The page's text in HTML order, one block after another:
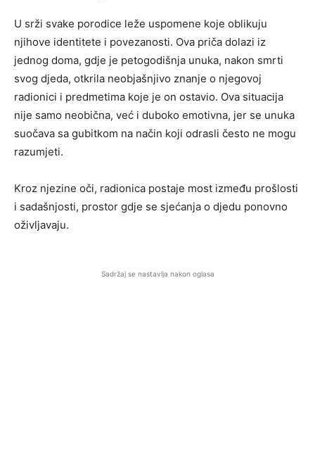
U srži svake porodice leže uspomene koje oblikuju
njihove identitete i povezanosti. Ova priča dolazi iz
jednog doma, gdje je petogodišnja unuka, nakon smrti
svog djeda, otkrila neobjašnjivo znanje o njegovoj
radionici i predmetima koje je on ostavio. Ova situacija
nije samo neobična, već i duboko emotivna, jer se unuka
suočava sa gubitkom na način koji odrasli često ne mogu
razumjeti.
Kroz njezine oči, radionica postaje most između prošlosti
i sadašnjosti, prostor gdje se sjećanja o djedu ponovno
oživljavaju.
Sadržaj se nastavlja nakon oglasa